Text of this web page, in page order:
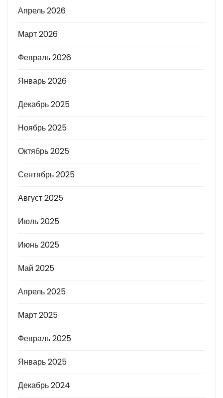
Апрель 2026
Март 2026
Февраль 2026
Январь 2026
Декабрь 2025
Ноябрь 2025
Октябрь 2025
Сентябрь 2025
Август 2025
Июль 2025
Июнь 2025
Май 2025
Апрель 2025
Март 2025
Февраль 2025
Январь 2025
Декабрь 2024